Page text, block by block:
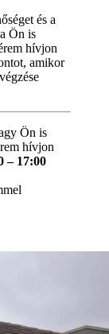
és a
Ön is
hívjon
amikor
Ön is
hívjon
– 17:00